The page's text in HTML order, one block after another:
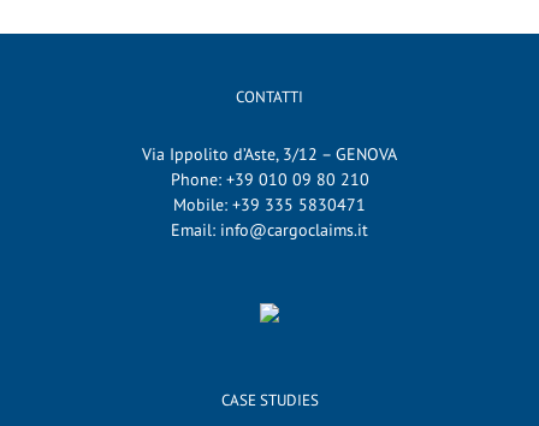
CONTATTI
Via Ippolito d’Aste, 3/12 – GENOVA
Phone: +39 010 09 80 210
Mobile: +39 335 5830471
Email: info@cargoclaims.it
CASE STUDIES